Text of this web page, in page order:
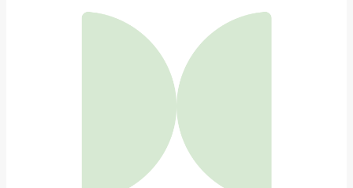
Кресло
30 052 ₽
Добавить в вишлист